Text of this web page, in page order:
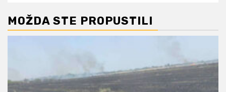
MOŽDA STE PROPUSTILI